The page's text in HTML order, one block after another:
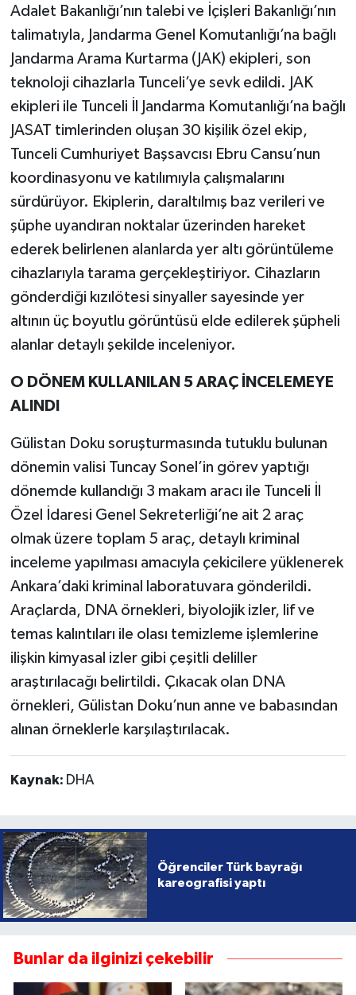
Adalet Bakanlığı’nın talebi ve İçişleri Bakanlığı’nın
talimatıyla, Jandarma Genel Komutanlığı’na bağlı
Jandarma Arama Kurtarma (JAK) ekipleri, son
teknoloji cihazlarla Tunceli’ye sevk edildi. JAK
ekipleri ile Tunceli İl Jandarma Komutanlığı’na bağlı
JASAT timlerinden oluşan 30 kişilik özel ekip,
Tunceli Cumhuriyet Başsavcısı Ebru Cansu’nun
koordinasyonu ve katılımıyla çalışmalarını
sürdürüyor. Ekiplerin, daraltılmış baz verileri ve
şüphe uyandıran noktalar üzerinden hareket
ederek belirlenen alanlarda yer altı görüntüleme
cihazlarıyla tarama gerçekleştiriyor. Cihazların
gönderdiği kızılötesi sinyaller sayesinde yer
altının üç boyutlu görüntüsü elde edilerek şüpheli
alanlar detaylı şekilde inceleniyor.
O DÖNEM KULLANILAN 5 ARAÇ İNCELEMEYE
ALINDI
Gülistan Doku soruşturmasında tutuklu bulunan
dönemin valisi Tuncay Sonel’in görev yaptığı
dönemde kullandığı 3 makam aracı ile Tunceli İl
Özel İdaresi Genel Sekreterliği’ne ait 2 araç
olmak üzere toplam 5 araç, detaylı kriminal
inceleme yapılması amacıyla çekicilere yüklenerek
Ankara’daki kriminal laboratuvara gönderildi.
Araçlarda, DNA örnekleri, biyolojik izler, lif ve
temas kalıntıları ile olası temizleme işlemlerine
ilişkin kimyasal izler gibi çeşitli deliller
araştırılacağı belirtildi. Çıkacak olan DNA
örnekleri, Gülistan Doku’nun anne ve babasından
alınan örneklerle karşılaştırılacak.
Kaynak: DHA
Öğrenciler Türk bayrağı
kareografisi yaptı
Bunlar da ilginizi çekebilir